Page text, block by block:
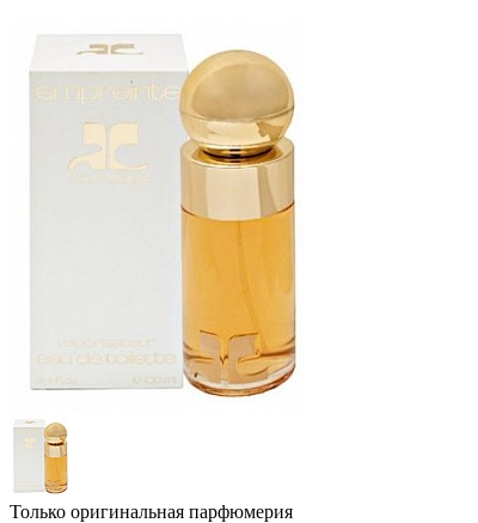
Только оригинальная парфюмерия